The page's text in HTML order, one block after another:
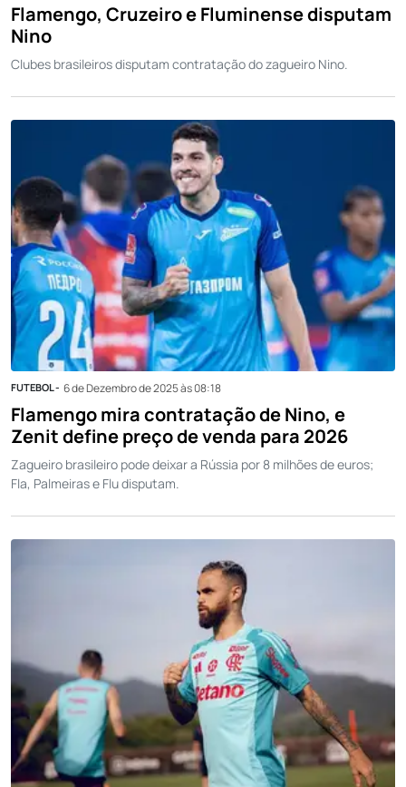
Flamengo, Cruzeiro e Fluminense disputam
Nino
Clubes brasileiros disputam contratação do zagueiro Nino.
FUTEBOL - 6 de Dezembro de 2025 às 08:18
Flamengo mira contratação de Nino, e
Zenit define preço de venda para 2026
Zagueiro brasileiro pode deixar a Rússia por 8 milhões de euros;
Fla, Palmeiras e Flu disputam.